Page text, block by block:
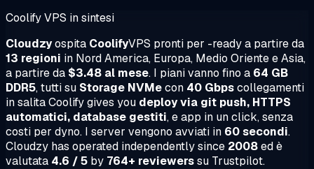
Coolify VPS in sintesi
Cloudzyospita CoolifyVPS pronti per -ready a partire da
13 regioni in Nord America, Europa, Medio Oriente e Asia,
a partire da $3.48 al mese. I piani vanno fino a 64 GB
DDR5, tutti su Storage NVMecon 40 Gbpscollegamenti
in salita Coolify gives you deploy via git push, HTTPS
automatici, database gestiti, e app in un click, senza
costi per dyno. I server vengono avviati in 60 secondi.
Cloudzy has operated independently since 2008ed è
valutata 4.6 / 5 by 764+ reviewerssu Trustpilot.